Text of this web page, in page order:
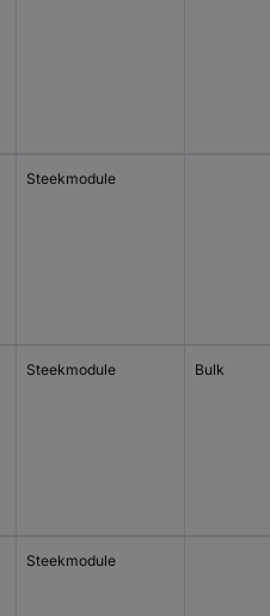
Steekmodule
Steekmodule Bulk
Steekmodule